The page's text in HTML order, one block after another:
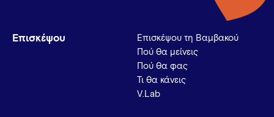
Επισκέψου
Επισκέψου τη Βαμβακού
Πού θα μείνεις
Πού θα φας
Τι θα κάνεις
V.Lab